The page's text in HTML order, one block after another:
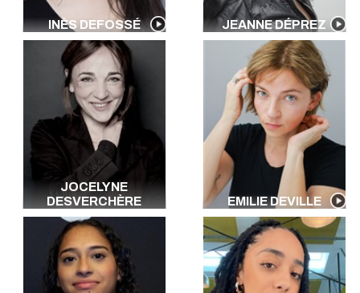
INÈS DEFOSSÉ JEANNE DÉPREZ
JOCELYNE
DESVERCHÈRE
EMILIE DEVILLE